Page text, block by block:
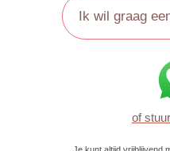
Ik wil graag
of